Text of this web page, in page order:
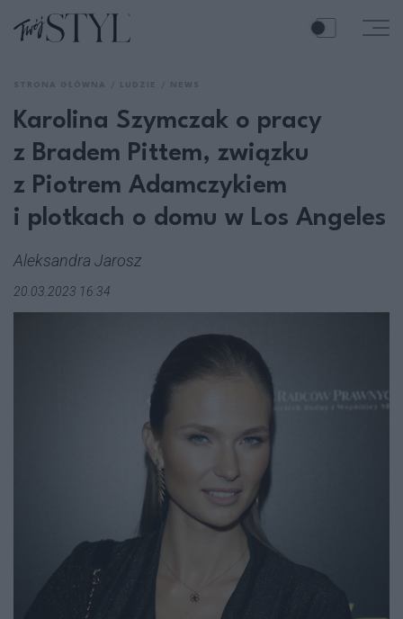
Karolina Szymczak o pracy
z Bradem Pittem, związku
z Piotrem Adamczykiem
i plotkach o domu w Los Angeles
Aleksandra Jarosz
20.03.2023 16:34